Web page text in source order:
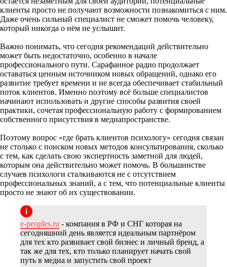
клиенты просто не получают возможности познакомиться с ним.
Даже очень сильный специалист не сможет помочь человеку,
который никогда о нём не услышит.
Важно понимать, что сегодня рекомендаций действительно
может быть недостаточно, особенно в начале
профессионального пути. Сарафанное радио продолжает
оставаться ценным источником новых обращений, однако его
развитие требует времени и не всегда обеспечивает стабильный
поток клиентов. Именно поэтому всё больше специалистов
начинают использовать и другие способы развития своей
практики, сочетая профессиональную работу с формированием
собственного присутствия в медиапространстве.
Поэтому вопрос «где брать клиентов психологу» сегодня связан
не столько с поиском новых методов консультирования, сколько
с тем, как сделать свою экспертность заметной для людей,
которым она действительно может помочь. В большинстве
случаев психологи сталкиваются не с отсутствием
профессиональных знаний, а с тем, что потенциальные клиенты
просто не знают об их существовании.
e-peoples.ru - компания в РФ и СНГ которая на
сегодняшний день является идеальным партнёром
для тех кто развивает свой бизнес и личный бренд, а
так же для тех, кто только планирует начать свой
путь в медиа и запустить свой проект